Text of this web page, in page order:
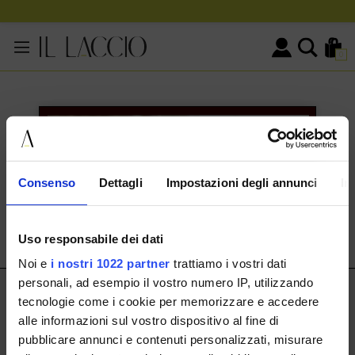
Consenso Dettagli Impostazioni degli annunci
Uso responsabile dei dati
Noi e i nostri 1022 partner trattiamo i vostri dati
personali, ad esempio il vostro numero IP, utilizzando
tecnologie come i cookie per memorizzare e accedere
alle informazioni sul vostro dispositivo al fine di
pubblicare annunci e contenuti personalizzati, misurare
0
KONTAKTINFORMATIONEN
Via Cassala 20 25126 Brescia
+393291008001
IL LACCIO
IL LACCIO